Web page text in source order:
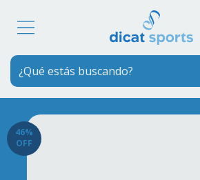
46%
OFF